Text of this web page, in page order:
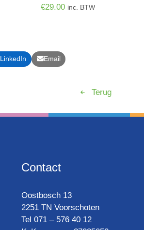
€29.00 inc. BTW
LinkedIn Email
Terug
Contact
Oost­bosch 13
2251 TN Voorschoten
Tel 071 – 576 40 12